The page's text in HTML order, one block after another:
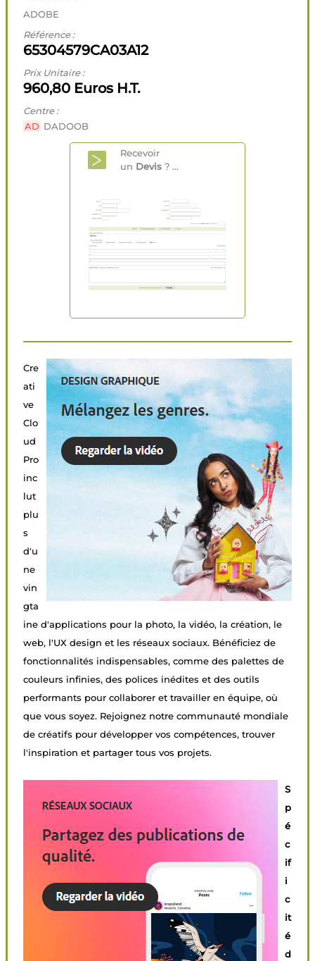
ADOBE
Référence :
65304579CA03A12
Prix Unitaire :
960,80 Euros H.T.
Centre :
AD DADOOB
Recevoir
un Devis ? ...
Cre
ati
ve
Clo
ud
Pro
inc
lut
plu
s
d'u
ne
vin
gta
ine d'applications pour la photo, la vidéo, la création, le
web, l'UX design et les réseaux sociaux. Bénéficiez de
fonctionnalités indispensables, comme des palettes de
couleurs infinies, des polices inédites et des outils
performants pour collaborer et travailler en équipe, où
que vous soyez. Rejoignez notre communauté mondiale
de créatifs pour développer vos compétences, trouver
l'inspiration et partager tous vos projets.
S
p
é
c
if
i
c
it
é
d